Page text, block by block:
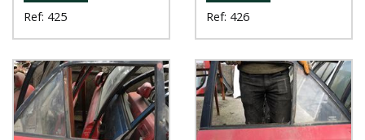
Ref: 425 Ref: 426